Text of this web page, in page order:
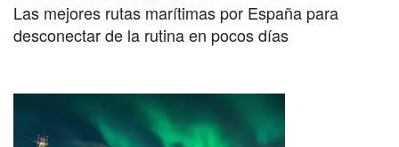
Las mejores rutas marítimas por España para
desconectar de la rutina en pocos días